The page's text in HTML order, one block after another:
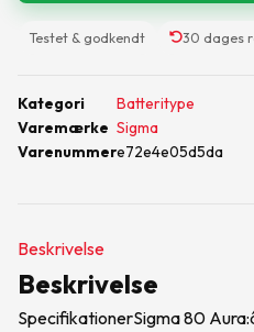
Testet & godkendt 30 dages
Kategori
Batteritype
Varemærke Sigma
Varenummere72e4e05d5da
Beskrivelse
Beskrivelse
SpecifikationerSigma 80